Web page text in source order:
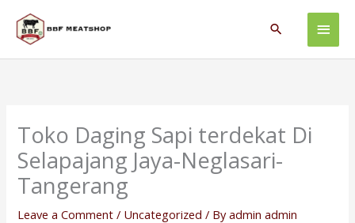
content
Main
Search
Toko Daging Sapi terdekat Di
Selapajang Jaya-Neglasari-
Tangerang
Leave a Comment / Uncategorized / Byadmin admin